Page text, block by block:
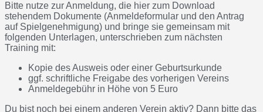
Bitte nutze zur Anmeldung, die hier zum Download
stehendem Dokumente (Anmeldeformular und den Antrag
auf Spielgenehmigung) und bringe sie gemeinsam mit
folgenden Unterlagen, unterschrieben zum nächsten
Training mit:
Kopie des Ausweis oder einer Geburtsurkunde
ggf. schriftliche Freigabe des vorherigen Vereins
Anmeldegebühr in Höhe von 5 Euro
Du bist noch bei einem anderen Verein aktiv? Dann bitte das